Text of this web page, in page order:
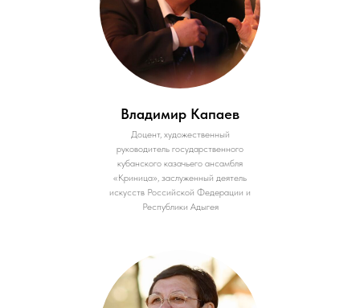
Владимир Капаев
Доцент, художественный
руководитель государственного
кубанского казачьего ансамбля
«Криница», заслуженный деятель
искусств Российской Федерации и
Республики Адыгея